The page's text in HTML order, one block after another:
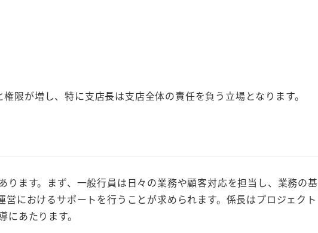
が増し、特に支店長は支店全体の責任を負う立場となります。
ます。まず、一般行員は日々の業務や顧客対応を担当し、業務の基
におけるサポートを行うことが求められます。係長はプロジェクト
あたります。